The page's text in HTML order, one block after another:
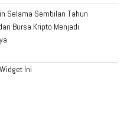
Selama Sembilan Tahun
Bursa Kripto Menjadi
Ini